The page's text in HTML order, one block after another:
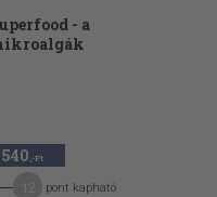
- a
,-Ft
pont kapható